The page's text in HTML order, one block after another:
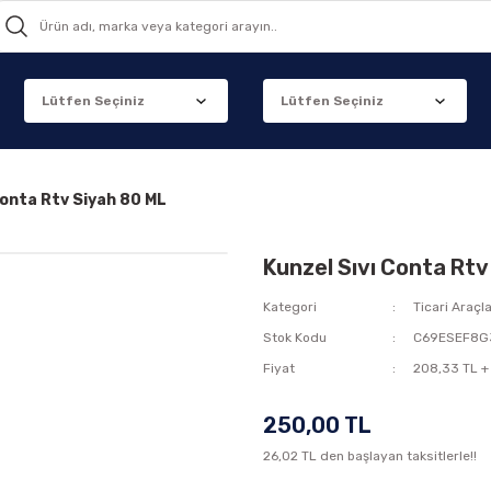
Rtv Siyah 80 ML
Kunzel Sıvı Conta
Kategori
Ticari
Stok Kodu
Fiyat
208,33 TL +
250,00 TL
26,02 TL den başlayan taksitlerle!!